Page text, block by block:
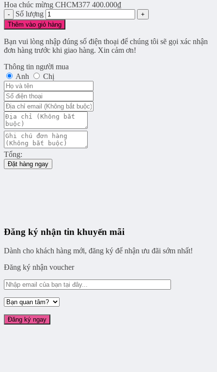
Hoa chúc mừng CHCM377 400.000₫
Số lượng
Thêm vào giỏ hàng
Bạn vui lòng nhập đúng số điện thoại để chúng tôi sẽ gọi xác nhận
đơn hàng trước khi giao hàng. Xin cảm ơn!
Thông tin người mua
Anh
Chị
Tổng:
Đặt hàng ngay
Đăng ký nhận tin khuyến mãi
Dành cho khách hàng mới, đăng ký để nhận ưu đãi sớm nhất!
Đăng ký nhận voucher